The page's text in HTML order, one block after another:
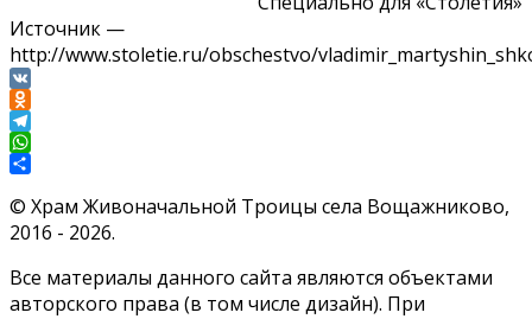
Источник —
http://www.stoletie.ru/obschestvo/
VK
Odnoklassniki
Telegram
WhatsApp
© Храм Живоначальной Троицы села Вощажниково,
2016 - 2026.
Все материалы данного сайта являются объектами
авторского права (в том числе дизайн). При